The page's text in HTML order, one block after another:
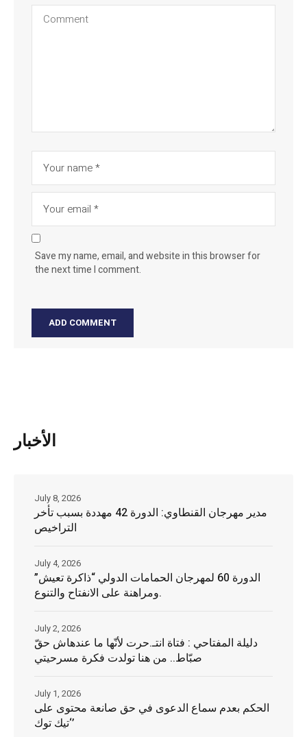
Save my name, email, and website in this browser for
the next time I comment.
الأخبار
مدير مهرجان القنطاوي: الدورة 42 مهددة بسبب تأخر
التراخيص
July 8, 2026
الدورة 60 لمهرجان الحمامات الدولي “ذاكرة تعيش”
ومراهنة على الانفتاح والتنوع.
July 4, 2026
دليلة المفتاحي : فتاة انتـ.حرت لأنّها ما عندهاش حقّ
صبّاط.. من هنا تولدت فكرة مسرحيتي
July 2, 2026
الحكم بعدم سماع الدعوى في حق صانعة محتوى على
‘تيك توك’
July 1, 2026